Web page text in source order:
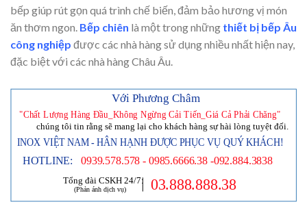
bếp giúp rút gọn quá trình chế biến, đảm bảo hương vị món
ăn thơm ngon. Bếp chiên là một trong những thiết bị bếp Âu
công nghiệp được các nhà hàng sử dụng nhiều nhất hiện nay,
đặc biệt với các nhà hàng Châu Âu.